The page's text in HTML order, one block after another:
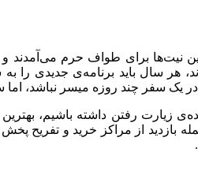
نیت‌ها برای طواف حرم می‌آمدند و
هر سال باید برنامه‌ی جدیدی
یک سفر چند روزه میسر نباشد،
زیارت رفتن داشته باشیم،
بازدید از مراکز خرید و تفریح